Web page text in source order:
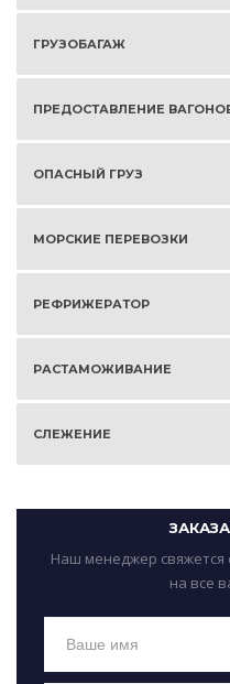
ГРУЗОБАГАЖ
ПРЕДОСТАВЛЕНИЕ
ОПАСНЫЙ ГРУЗ
МОРСКИЕ ПЕРЕВОЗКИ
РЕФРИЖЕРАТОР
РАСТАМОЖИВАНИЕ
СЛЕЖЕНИЕ
Наш менеджер свяжется
на все